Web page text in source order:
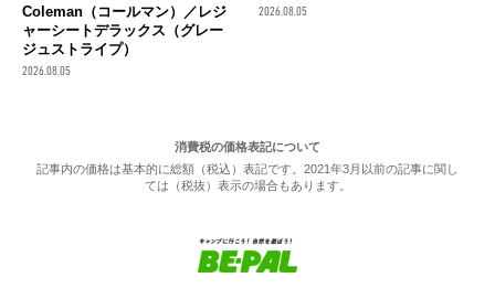
Coleman（コールマン）／レジ
ャーシートデラックス（グレー
ジュストライプ）
2026.08.05
2026.08.05
消費税の価格表記について
記事内の価格は基本的に総額（税込）表記です。2021年3月以前の記事に関し
ては（税抜）表示の場合もあります。